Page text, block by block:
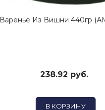
Варенье Из Вишни 440гр
238.92 руб.
В КОРЗИНУ